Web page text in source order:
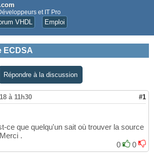
et IT Pro
VHDL Emploi
ECDSA
Répondre à la discussion
à 11h30 #1
ce que quelqu'un sait où trouver la source
.
0
0